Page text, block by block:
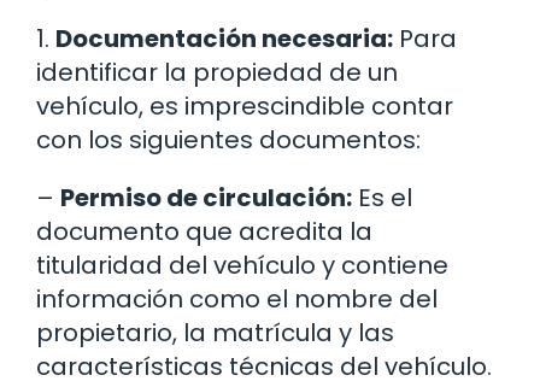
1. Documentación necesaria: Para
identificar la propiedad de un
vehículo, es imprescindible contar
con los siguientes documentos:
– Permiso de circulación: Es el
documento que acredita la
titularidad del vehículo y contiene
información como el nombre del
propietario, la matrícula y las
características técnicas del vehículo.